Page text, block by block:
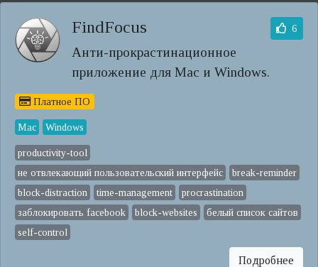
FindFocus
Анти-прокрастинационное
приложение для Mac и Windows.
6
Платное ПО
Mac Windows
productivity-tool
не отвлекающий пользовательский интерфейс
break-reminder
block-distraction
time-management
procrastination
заблокировать facebook
block-websites
белый список сайтов
self-control
Подробнее